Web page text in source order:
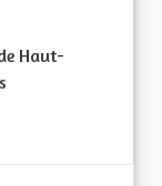
Haut-